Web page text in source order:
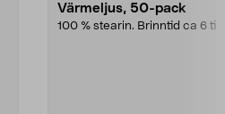
Värmeljus, 50-pack
100 % stearin. Brinntid ca 6 tim.